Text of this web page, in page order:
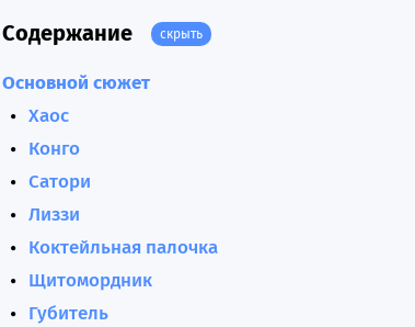
Содержание скрыть
Основной сюжет
Хаос
Конго
Сатори
Лиззи
Коктейльная палочка
Щитомордник
Губитель